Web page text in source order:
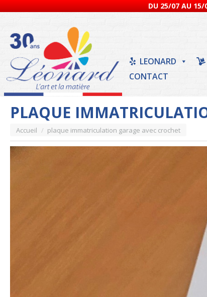
DU 25/07 AU
LEONARD
CONTACT
PLAQUE
Vous êtes ici :
Accueil plaque immatriculation garage avec crochet